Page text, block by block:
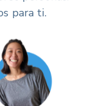
para ti.